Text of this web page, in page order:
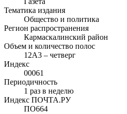
Тематика издания
Общество и политика
Регион распространения
Кармаскалинский район
Объем и количество полос
12А3 – четверг
Индекс
00061
Периодичность
1 раз в неделю
Индекс ПОЧТА.РУ
ПО664